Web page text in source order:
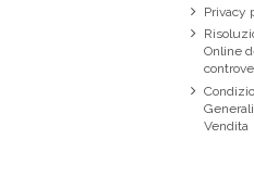
Privacy
Online
Vendita